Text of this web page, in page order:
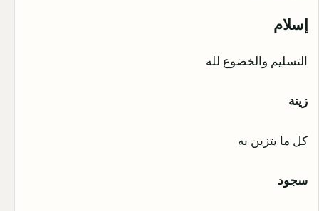
إسلام
التسليم والخضوع لله
زينة
كل ما يتزين به
سجود